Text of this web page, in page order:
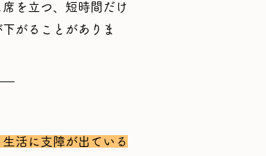
を立つ、短時間だけ
がることがありま
活に支障が出ている